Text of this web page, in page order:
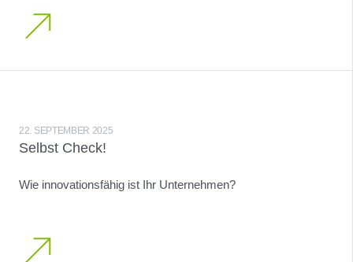
22. SEPTEMBER 2025
Selbst Check!
Wie innovationsfähig ist Ihr Unternehmen?